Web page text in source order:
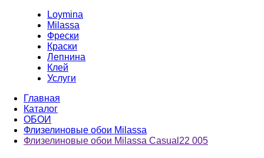
Loymina
Milassa
Фрески
Краски
Лепнина
Клей
Услуги
Главная
Каталог
ОБОИ
Флизелиновые обои Milassa
Флизелиновые обои Milassa Casual22 005